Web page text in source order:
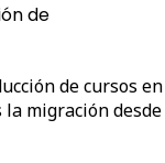
de
de cursos en
migración desde